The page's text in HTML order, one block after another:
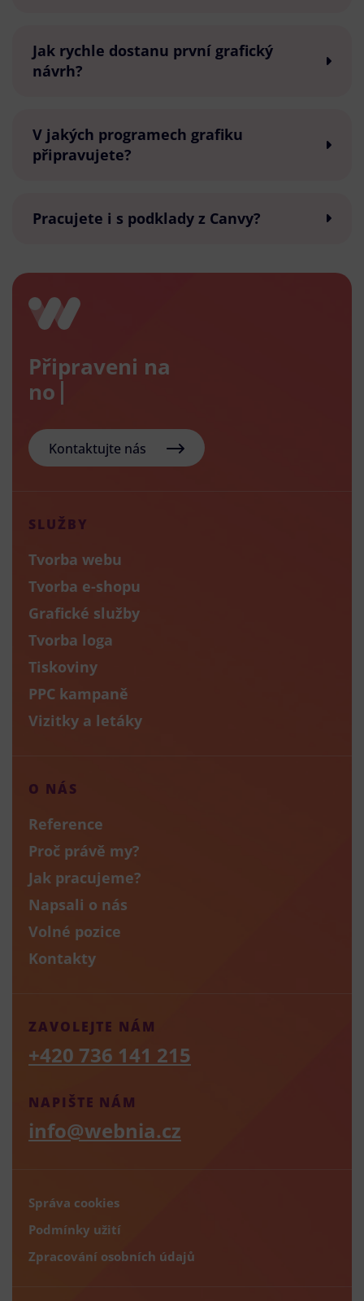
Jak rychle dostanu první grafický
návrh?
V jakých programech grafiku
připravujete?
Pracujete i s podklady z Canvy?
Připraveni na
nový e-
Kontaktujte nás
SLUŽBY
Tvorba webu
Tvorba e-shopu
Grafické služby
Tvorba loga
Tiskoviny
PPC kampaně
Vizitky a letáky
O NÁS
Reference
Proč právě my?
Jak pracujeme?
Napsali o nás
Volné pozice
Kontakty
NAPIŠTE NÁM
info@webnia.cz
ZAVOLEJTE NÁM
+420 736 141 215
Správa cookies
Podmínky užití
Zpracování osobních údajů